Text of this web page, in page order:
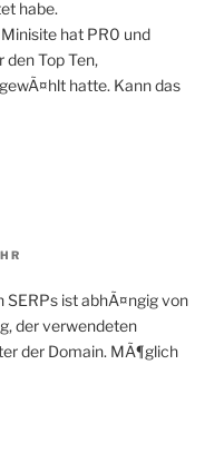
habe.
hat PR0 und
Top Ten,
hatte. Kann das
SERPs ist abhÃ¤ngig von
der verwendeten
der Domain. MÃ¶glich